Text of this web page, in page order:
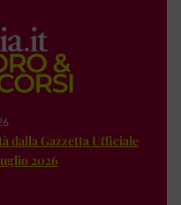
dalla Gazzetta Ufficiale
2026